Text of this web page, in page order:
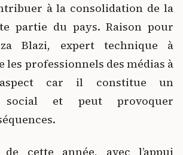
à la consolidation de la
partie du pays. Raison pour
Blazi, expert technique à
les professionnels des médias à
car il constitue un
social et peut provoquer
cette année, avec l’appui